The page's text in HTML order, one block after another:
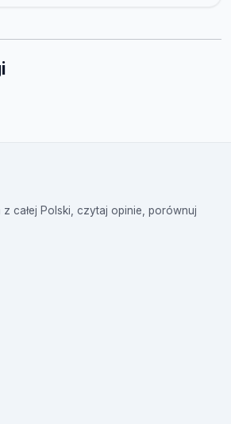
całej Polski, czytaj opinie, porównuj